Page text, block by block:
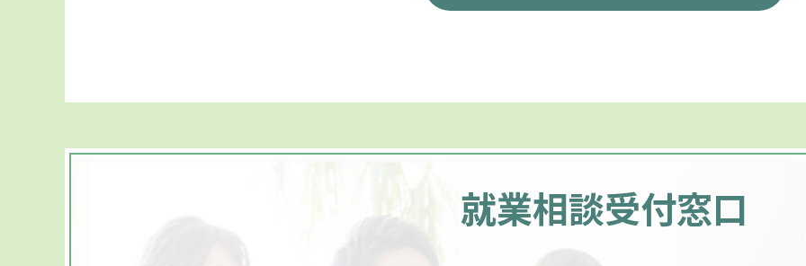
就業相談受付窓口